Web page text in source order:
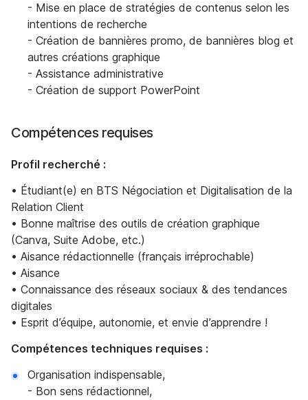
- Mise en place de stratégies de contenus selon les
intentions de recherche
- Création de bannières promo, de bannières blog et
autres créations graphique
- Assistance administrative
- Création de support PowerPoint
Compétences requises
Profil recherché :
• Étudiant(e) en BTS Négociation et Digitalisation de la
Relation Client
• Bonne maîtrise des outils de création graphique
(Canva, Suite Adobe, etc.)
• Aisance rédactionnelle (français irréprochable)
• Aisance
• Connaissance des réseaux sociaux & des tendances
digitales
• Esprit d’équipe, autonomie, et envie d’apprendre !
Compétences techniques requises :
Organisation indispensable,
- Bon sens rédactionnel,